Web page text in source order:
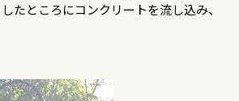
たところにコンクリートを流し込み、